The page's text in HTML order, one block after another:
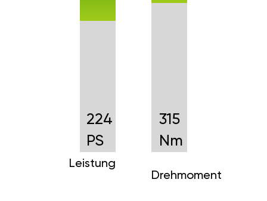
224
PS
Leistung
315
Nm
Drehmoment